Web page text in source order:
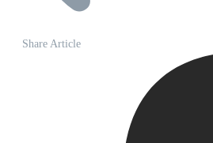
Share Article